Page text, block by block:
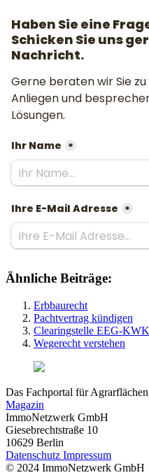
Ähnliche Beiträge:
Erbbaurecht
Pachtvertrag kündigen
Clearingstelle EEG-
Wegerecht verstehen
Das Fachportal für
Magazin
ImmoNetzwerk GmbH
Giesebrechtstraße 10
10629 Berlin
Datenschutz Impressum
© 2024 ImmoNetzwerk GmbH